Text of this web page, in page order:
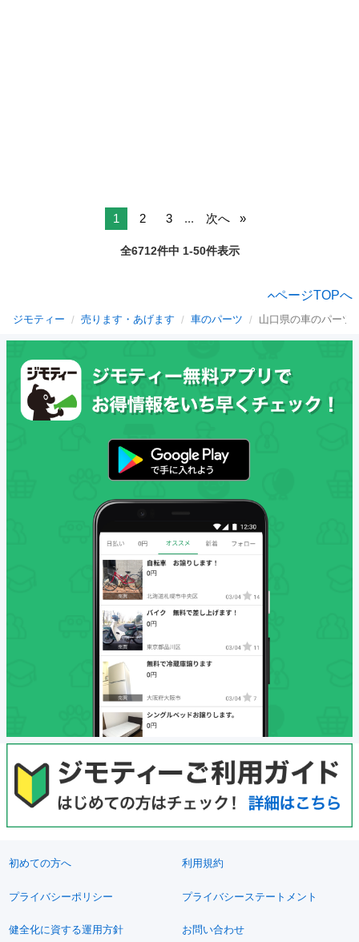
1 2 3 ... 次へ
全6712件中 1-50件表示
ページTOPへ
ジモティー 売ります・あげます 車のパーツ 山口県の車のパーツ
初めての方へ 利用規約
プライバシーポリシー プライバシーステートメント
健全化に資する運用方針 お問い合わせ